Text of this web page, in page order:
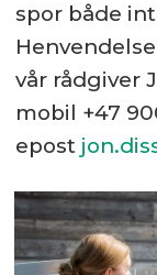
spor både
vår rådgiver
mobil +47
epost